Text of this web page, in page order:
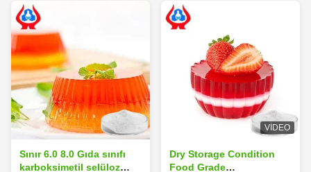
Sınır 6.0 8.0 Gıda sınıfı
karboksimetil selüloz
VIDEO
Dry Storage Condition
Food Grade